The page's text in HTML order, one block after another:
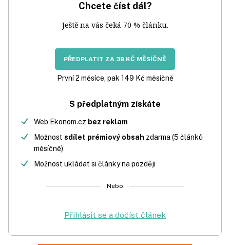
Chcete číst dál?
Ještě na vás čeká 70 % článku.
PŘEDPLATIT ZA 39 KČ MĚSÍČNĚ
První 2 měsíce, pak 149 Kč měsíčně
S předplatným získáte
Web Ekonom.cz bez reklam
Možnost sdílet prémiový obsah zdarma (5 článků
měsíčně)
Možnost ukládat si články na později
Nebo
Přihlásit se a dočíst článek